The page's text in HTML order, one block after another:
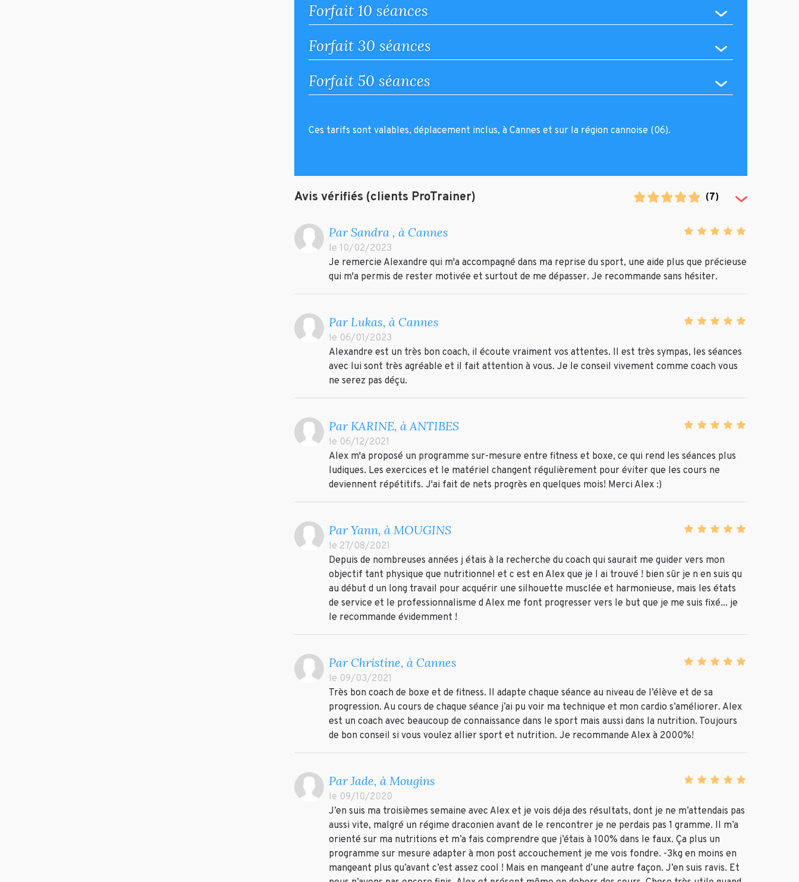
Forfait 10 séances
Forfait 30 séances
Forfait 50 séances
Ces tarifs sont valables, déplacement inclus, à Cannes et sur la région cannoise (06).
Avis vérifiés (clients ProTrainer) (7)
(Toggle
Par Sandra , à Cannes
le 10/02/2023
Je remercie Alexandre qui m'a accompagné dans ma reprise du sport, une aide plus que précieuse
qui m'a permis de rester motivée et surtout de me dépasser. Je recommande sans hésiter.
Par Lukas, à Cannes
le 06/01/2023
Alexandre est un très bon coach, il écoute vraiment vos attentes. Il est très sympas, les séances
avec lui sont très agréable et il fait attention à vous. Je le conseil vivement comme coach vous
ne serez pas déçu.
Par KARINE, à ANTIBES
le 06/12/2021
Alex m'a proposé un programme sur-mesure entre fitness et boxe, ce qui rend les séances plus
ludiques. Les exercices et le matériel changent régulièrement pour éviter que les cours ne
deviennent répétitifs. J'ai fait de nets progrès en quelques mois! Merci Alex :)
Par Yann, à MOUGINS
le 27/08/2021
Depuis de nombreuses années j étais à la recherche du coach qui saurait me guider vers mon
objectif tant physique que nutritionnel et c est en Alex que je l ai trouvé ! bien sûr je n en suis qu
au début d un long travail pour acquérir une silhouette musclée et harmonieuse, mais les états
de service et le professionnalisme d Alex me font progresser vers le but que je me suis fixé... je
le recommande évidemment !
Par Christine, à Cannes
le 09/03/2021
Très bon coach de boxe et de fitness. Il adapte chaque séance au niveau de l’élève et de sa
progression. Au cours de chaque séance j’ai pu voir ma technique et mon cardio s’améliorer. Alex
est un coach avec beaucoup de connaissance dans le sport mais aussi dans la nutrition. Toujours
de bon conseil si vous voulez allier sport et nutrition. Je recommande Alex à 2000%!
Par Jade, à Mougins
le 09/10/2020
J’en suis ma troisièmes semaine avec Alex et je vois déja des résultats, dont je ne m’attendais pas
aussi vite, malgré un régime draconien avant de le rencontrer je ne perdais pas 1 gramme. Il m’a
orienté sur ma nutritions et m’a fais comprendre que j’étais à 100% dans le faux. Ça plus un
programme sur mesure adapter à mon post accouchement je me vois fondre. -3kg en moins en
mangeant plus qu’avant c’est assez cool ! Mais en mangeant d’une autre façon. J’en suis ravis. Et